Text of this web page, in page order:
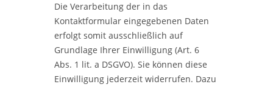
Die Verarbeitung der in das
Kontaktformular eingegebenen Daten
erfolgt somit ausschließlich auf
Grundlage Ihrer Einwilligung (Art. 6
Abs. 1 lit. a DSGVO). Sie können diese
Einwilligung jederzeit widerrufen. Dazu